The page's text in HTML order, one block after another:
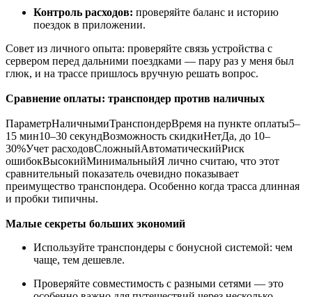
Контроль расходов: проверяйте баланс и историю
поездок в приложении.
Совет из личного опыта: проверяйте связь устройства с
сервером перед дальними поездками — пару раз у меня был
глюк, и на трассе пришлось вручную решать вопрос.
Сравнение оплаты: транспондер против наличных
ПараметрНаличнымиТранспондерВремя на пункте оплаты5–
15 мин10–30 секундВозможность скидкиНетДа, до 10–
30%Учет расходовСложныйАвтоматическийРиск
ошибокВысокийМинимальныйЯ лично считаю, что этот
сравнительный показатель очевидно показывает
преимущество транспондера. Особенно когда трасса длинная
и пробки типичны.
Малые секреты больших экономий
Используйте транспондеры с бонусной системой: чем
чаще, тем дешевле.
Проверяйте совместимость с разными сетями — это